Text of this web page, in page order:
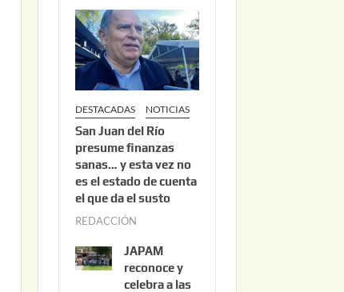
2
2
,
2
0
2
6
DESTACADAS NOTICIAS
San Juan del Río
presume finanzas
sanas… y esta vez no
es el estado de cuenta
el que da el susto
REDACCIÓN
s
JAPAM
reconoce y
celebra a las